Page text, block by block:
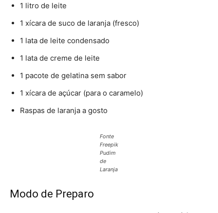
1 litro de leite
1 xícara de suco de laranja (fresco)
1 lata de leite condensado
1 lata de creme de leite
1 pacote de gelatina sem sabor
1 xícara de açúcar (para o caramelo)
Raspas de laranja a gosto
Fonte
Freepik
Pudim
de
Laranja
Modo de Preparo